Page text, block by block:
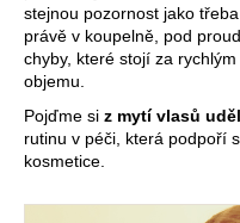
stejnou pozornost jako
právě v koupelně, pod
chyby, které stojí za
objemu.
Pojďme si z mytí vlasů
rutinu v péči, která podpoří
kosmetice.
b
u
j
e
t